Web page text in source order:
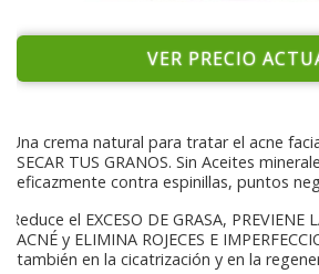
VER PRECIO
Una crema natural para tratar el acne
SECAR TUS GRANOS. Sin Aceites
eficazmente contra espinillas, puntos
Reduce el EXCESO DE GRASA, PREVIENE
ACNÉ y ELIMINA ROJECES E
también en la cicatrización y en la